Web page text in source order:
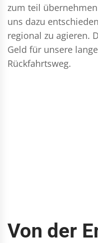
zum teil
uns dazu
regional zu agieren.
Geld für unsere
Rückfahrtsweg.
Von der